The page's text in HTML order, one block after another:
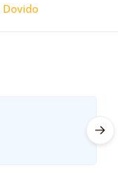
Dovido